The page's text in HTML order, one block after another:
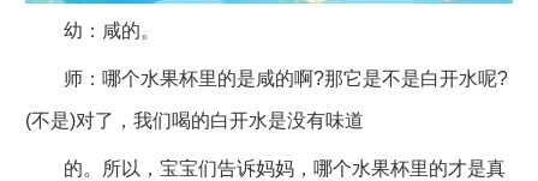
幼：咸的。
师：哪个水果杯里的是咸的啊?那它是不是白开水呢?
(不是)对了，我们喝的白开水是没有味道
的。所以，宝宝们告诉妈妈，哪个水果杯里的才是真